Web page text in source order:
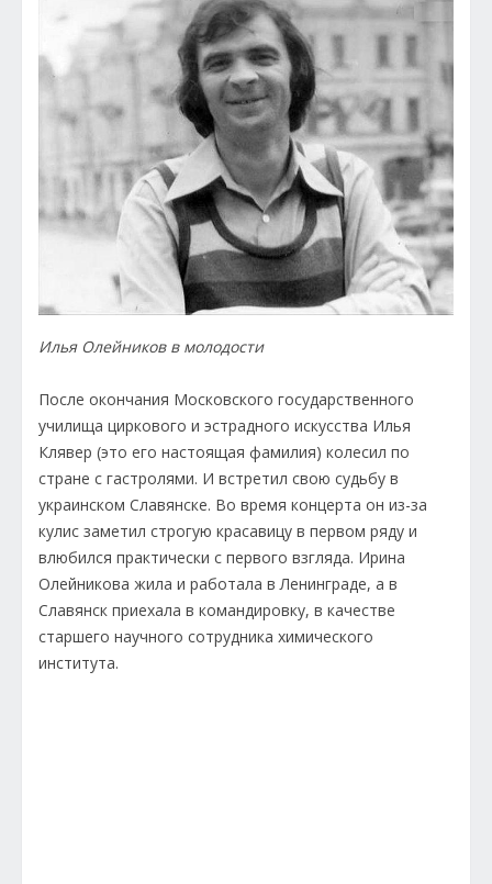
Илья Олейников в молодости
После окончания Московского государственного
училища циркового и эстрадного искусства Илья
Клявер (это его настоящая фамилия) колесил по
стране с гастролями. И встретил свою судьбу в
украинском Славянске. Во время концерта он из-за
кулис заметил строгую красавицу в первом ряду и
влюбился практически с первого взгляда. Ирина
Олейникова жила и работала в Ленинграде, а в
Славянск приехала в командировку, в качестве
старшего научного сотрудника химического
института.